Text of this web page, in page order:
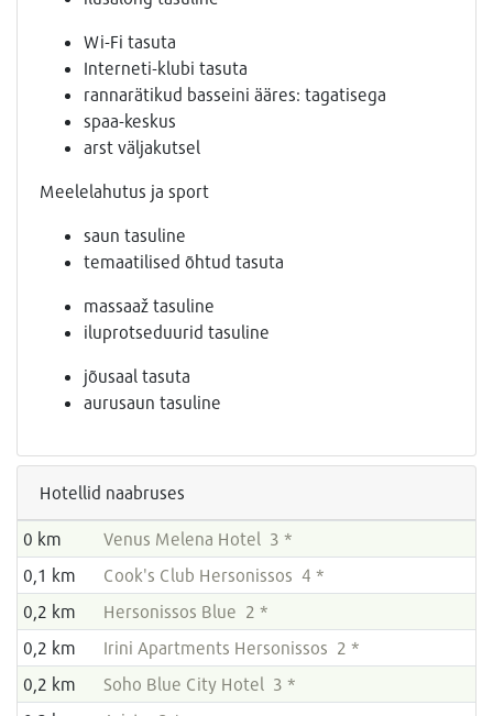
Wi-Fi tasuta
Interneti-klubi tasuta
rannarätikud basseini ääres: tagatisega
spaa-keskus
arst väljakutsel
Meelelahutus ja sport
saun tasuline
temaatilised õhtud tasuta
massaaž tasuline
iluprotseduurid tasuline
jõusaal tasuta
aurusaun tasuline
Hotellid naabruses
0 km
Venus Melena Hotel 3 *
0,1 km
Cook's Club Hersonissos 4 *
0,2 km
Hersonissos Blue 2 *
0,2 km
Irini Apartments Hersonissos 2 *
0,2 km
Soho Blue City Hotel 3 *